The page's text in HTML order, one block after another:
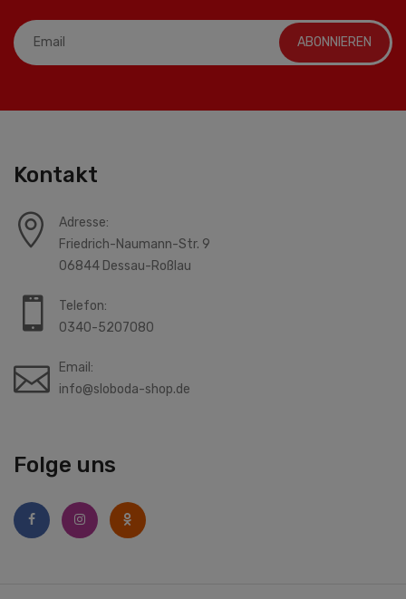
ABONNIEREN
Folge uns
Kontakt
Adresse:
Friedrich-Naumann-Str. 9
06844 Dessau-Roßlau
Telefon:
0340-5207080
Email:
info@sloboda-shop.de